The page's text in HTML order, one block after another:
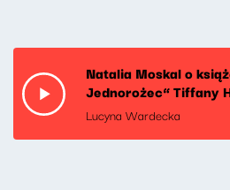
Natalia Moskal o
Jednorożec” Tiffany
Lucyna Wardecka